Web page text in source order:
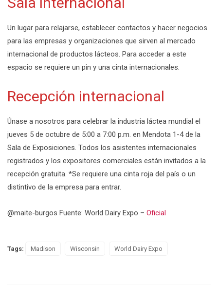
Un lugar para relajarse, establecer contactos y hacer negocios
para las empresas y organizaciones que sirven al mercado
internacional de productos lácteos. Para acceder a este
espacio se requiere un pin y una cinta internacionales.
Recepción internacional
Únase a nosotros para celebrar la industria láctea mundial el
jueves 5 de octubre de 5:00 a 7:00 p.m. en Mendota 1-4 de la
Sala de Exposiciones. Todos los asistentes internacionales
registrados y los expositores comerciales están invitados a la
recepción gratuita. *Se requiere una cinta roja del país o un
distintivo de la empresa para entrar.
@maite-burgos Fuente: World Dairy Expo – Oficial
Tags: Madison Wisconsin World Dairy Expo